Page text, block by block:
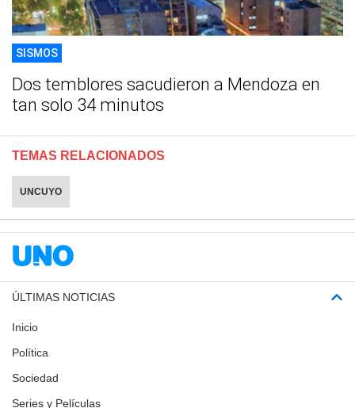
SISMOS
Dos temblores sacudieron a Mendoza en
tan solo 34 minutos
TEMAS RELACIONADOS
UNCUYO
ÚLTIMAS NOTICIAS
Inicio
Política
Sociedad
Series y Películas